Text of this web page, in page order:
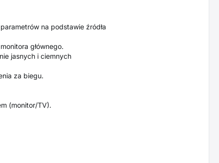
na podstawie źródła
głównego.
jasnych i ciemnych
za biegu.
(monitor/TV).